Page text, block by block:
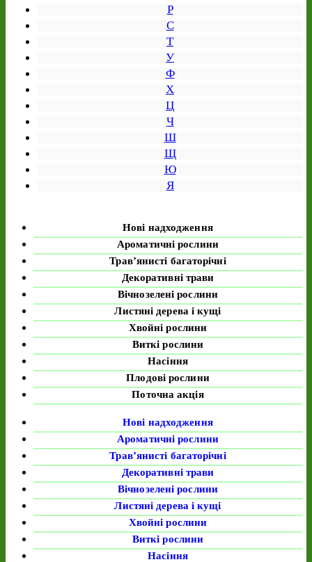
Р
С
Т
У
Ф
Х
Ц
Ч
Ш
Щ
Ю
Я
Нові надходження
Ароматичні рослини
Трав’янисті багаторічні
Декоративні трави
Вічнозелені рослини
Листяні дерева і кущі
Хвойні рослини
Виткі рослини
Насіння
Плодові рослини
Поточна акція
Нові надходження
Ароматичні рослини
Трав’янисті багаторічні
Декоративні трави
Вічнозелені рослини
Листяні дерева і кущі
Хвойні рослини
Виткі рослини
Насіння